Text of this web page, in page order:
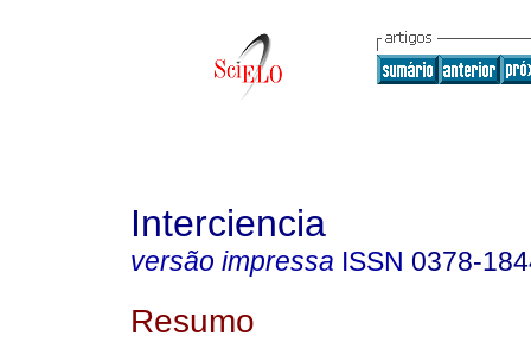
Interciencia
versão impressa ISSN 0378-
Resumo